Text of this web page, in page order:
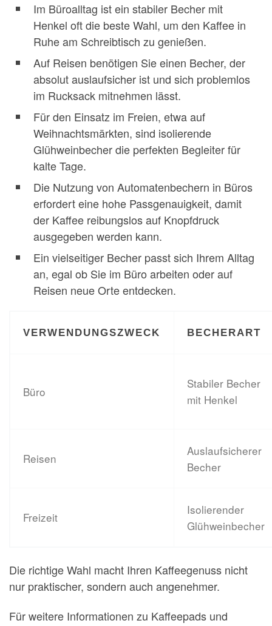
Im Büroalltag ist ein stabiler Becher mit
Henkel oft die beste Wahl, um den Kaffee in
Ruhe am Schreibtisch zu genießen.
Auf Reisen benötigen Sie einen Becher, der
absolut auslaufsicher ist und sich problemlos
im Rucksack mitnehmen lässt.
Für den Einsatz im Freien, etwa auf
Weihnachtsmärkten, sind isolierende
Glühweinbecher die perfekten Begleiter für
kalte Tage.
Die Nutzung von Automatenbechern in Büros
erfordert eine hohe Passgenauigkeit, damit
der Kaffee reibungslos auf Knopfdruck
ausgegeben werden kann.
Ein vielseitiger Becher passt sich Ihrem Alltag
an, egal ob Sie im Büro arbeiten oder auf
Reisen neue Orte entdecken.
VERWENDUNGSZWECK BECHERART
Büro
Stabiler Becher
mit Henkel
Reisen
Auslaufsicherer
Becher
Freizeit
Isolierender
Glühweinbecher
Die richtige Wahl macht Ihren Kaffeegenuss nicht
nur praktischer, sondern auch angenehmer.
Für weitere Informationen zu Kaffeepads und